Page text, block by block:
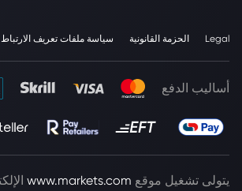
Legal الحزمة القانونية سياسة ملفات تعريف الارتباط
أساليب الدفع
يتولى تشغيل موقع www.markets.com